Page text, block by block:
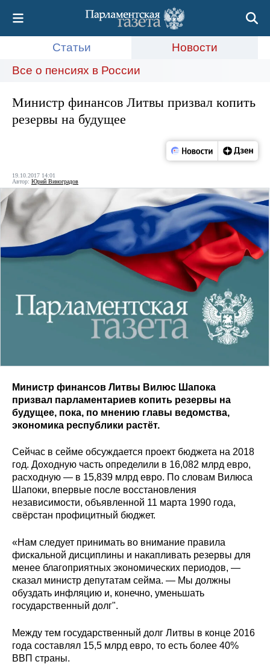
Статьи
Новости
Все о пенсиях в России
Министр финансов Литвы призвал копить
резервы на будущее
19.10.2017 14:01
Автор: Юрий Виноградов
Министр финансов Литвы Вилюс Шапока
призвал парламентариев копить резервы на
будущее, пока, по мнению главы ведомства,
экономика республики растёт.
Сейчас в сейме обсуждается проект бюджета на 2018
год. Доходную часть определили в 16,082 млрд евро,
расходную — в 15,839 млрд евро. По словам Вилюса
Шапоки, впервые после восстановления
независимости, объявленной 11 марта 1990 года,
свёрстан профицитный бюджет.
«Нам следует принимать во внимание правила
фискальной дисциплины и накапливать резервы для
менее благоприятных экономических периодов, —
сказал министр депутатам сейма. — Мы должны
обуздать инфляцию и, конечно, уменьшать
государственный долг".
Между тем государственный долг Литвы в конце 2016
года составлял 15,5 млрд евро, то есть более 40%
ВВП страны.